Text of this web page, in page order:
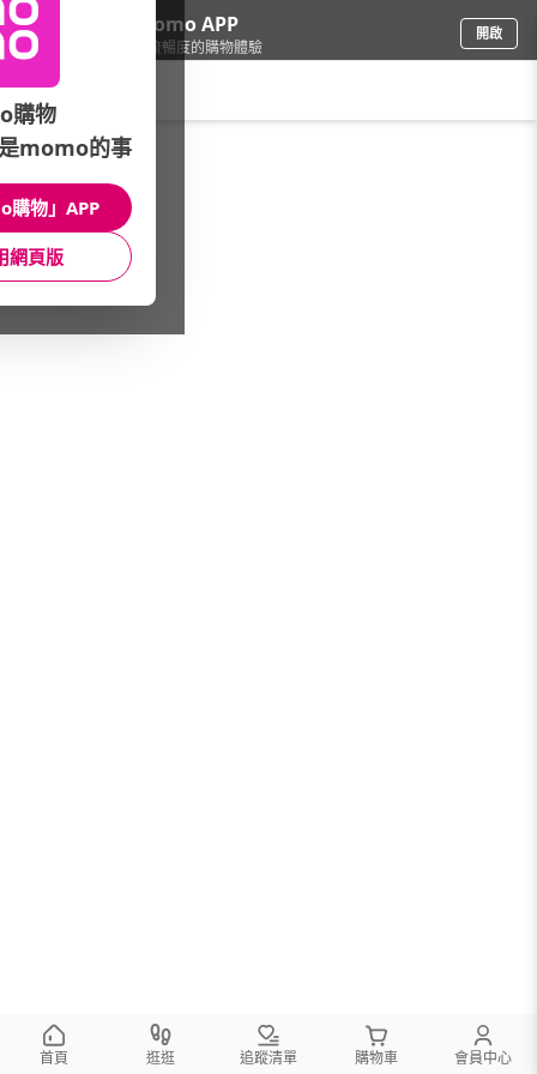
下載momo APP
給你3倍流暢度的購物體驗
開啟
食品飲料/咖啡/進口品牌
館長推薦 月銷量
首頁 逛逛 追蹤清單 購物車 會員中心
購物
momo的事
購物」APP
網頁版